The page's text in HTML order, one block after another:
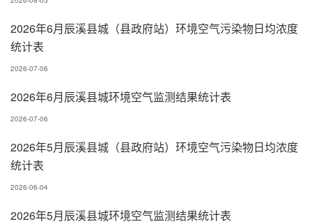
2026年6月辰溪县城（县政府站）环境空气污染物日均浓度
统计表
2026-07-06
2026年6月辰溪县城环境空气监测结果统计表
2026-07-06
2026年5月辰溪县城（县政府站）环境空气污染物日均浓度
统计表
2026-06-04
2026年5月辰溪县城环境空气监测结果统计表